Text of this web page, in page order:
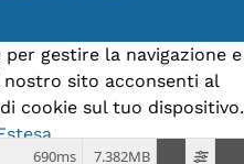
gestire la navigazione e
sito acconsenti al
cookie sul tuo dispositivo.
7.382MB
690ms